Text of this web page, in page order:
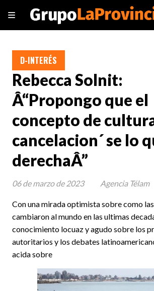
Rebecca Solnit:
Â“Propongo que el
concepto de
cancelacion´ se lo
derechaÂ”
Con una mirada optimista sobre como
cambiaron al mundo en las ultimas
conocimiento locuaz y agudo sobre los
autoritarios y los debates
acida sobre
D-INTERÉS
06 de marzo de 2023 Agencia Télam